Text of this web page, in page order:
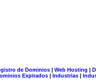
de Dominios| Web Hosting |
Expirados | Industrias |